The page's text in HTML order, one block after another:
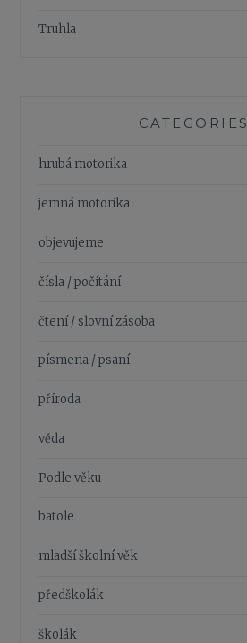
Truhla
CATEGORIES
hrubá motorika
jemná motorika
objevujeme
čísla / počítání
čtení / slovní zásoba
písmena / psaní
příroda
věda
Podle věku
batole
mladší školní věk
předškolák
školák